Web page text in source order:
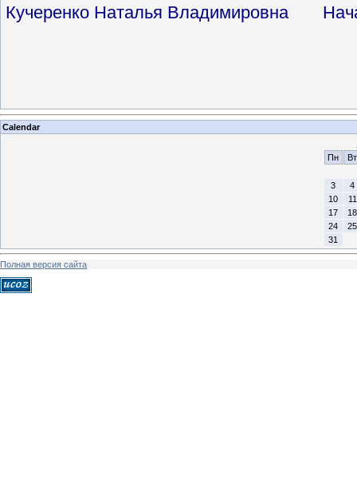
Кучеренко Наталья Владимировна
Calendar
Пн
Вт
3
4
10
11
17
18
24
25
31
Полная версия сайта